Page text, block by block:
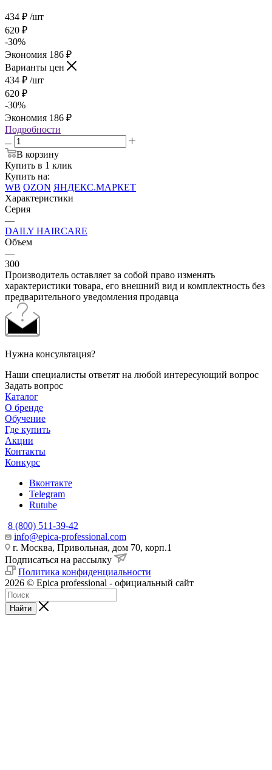
434 ₽ /шт
620 ₽
-30%
Экономия 186 ₽
Варианты цен
434 ₽ /шт
620 ₽
-30%
Экономия 186 ₽
Подробности
В корзину
Купить в 1 клик
Купить на:
WB OZON ЯНДЕКС.МАРКЕТ
Характеристики
Серия
—
DAILY HAIRCARE
Объем
—
300
Производитель оставляет за собой право изменять
характеристики товара, его внешний вид и комплектность без
предварительного уведомления продавца
Нужна консультация?
Наши специалисты ответят на любой интересующий вопрос
Задать вопрос
Каталог
О бренде
Обучение
Где купить
Акции
Контакты
Конкурс
Вконтакте
Telegram
Rutube
8 (800) 511-39-42
info@epica-professional.com
г. Москва, Привольная, дом 70, корп.1
Подписаться на рассылку
Политика конфиденциальности
2026 © Epica professional - официальный сайт
Найти